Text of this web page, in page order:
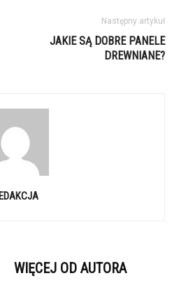
Następny artykuł
JAKIE SĄ DOBRE PANELE
DREWNIANE?
WIĘCEJ OD AUTORA